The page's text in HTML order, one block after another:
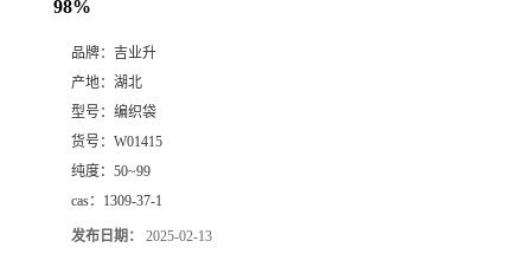
98%
品牌： 吉业升
产地： 湖北
型号： 编织袋
货号： W01415
纯度： 50~99
cas： 1309-37-1
发布日期： 2025-02-13